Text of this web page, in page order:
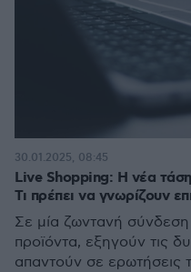
Live Shopping: Η νέα
Τι πρέπει να γνωρίζουν
Σε μία ζωντανή σύνδεση
προϊόντα, εξηγούν τις
απαντούν σε ερωτήσεις
30.01.2025, 08:45